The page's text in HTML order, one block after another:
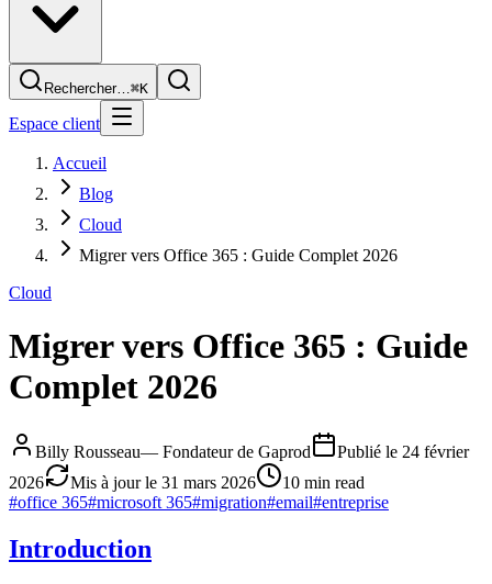
Rechercher…⌘K
Espace client
Accueil
Blog
Cloud
Migrer vers Office 365 : Guide Complet 2026
Cloud
Migrer vers Office 365 : Guide
Complet 2026
Billy Rousseau— Fondateur de Gaprod Publié le 24 février
2026
Mis à jour le 31 mars 2026
10 min read
#office 365#microsoft 365#migration#email#entreprise
Introduction